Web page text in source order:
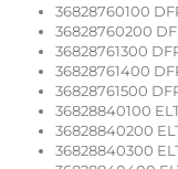
36828760100
36828760200
36828761300
36828761400
36828761500
36828840100
36828840200
36828840300